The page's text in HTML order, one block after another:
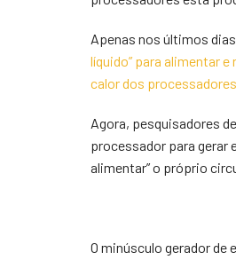
Apenas nos últimos
líquido” para alimentar
calor dos
Agora, pesquisadores
processador para gerar
alimentar” o próprio
O minúsculo gerador